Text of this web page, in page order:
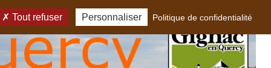
Tout refuser Personnaliser Politique de confidentialité